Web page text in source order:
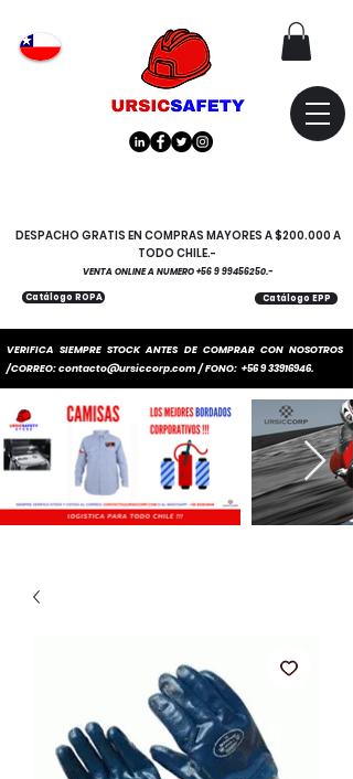
VERIFICA SIEMPRE STOCK ANTES DE COMPRAR CON NOSOTROS
/CORREO:contacto@ursiccorp.com/ FONO: +56 9 33916946.
Catálogo EPP
Catálogo ROPA
DESPACHO GRATIS EN COMPRAS MAYORES A $200.000 A
TODO CHILE.-
VENTA ONLINE A NUMERO+56 9 99456250.-